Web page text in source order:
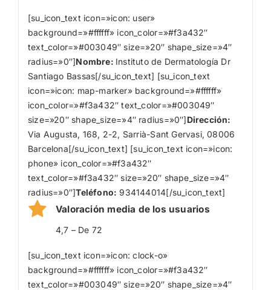
[su_icon_text icon=»icon: user»
background=»#ffffff» icon_color=»#f3a432″
text_color=»#003049″ size=»20″ shape_size=»4″
radius=»0″]Nombre: Instituto de Dermatología Dr
Santiago Bassas[/su_icon_text] [su_icon_text
icon=»icon: map-marker» background=»#ffffff»
icon_color=»#f3a432″ text_color=»#003049″
size=»20″ shape_size=»4″ radius=»0″]Dirección:
Via Augusta, 168, 2-2, Sarrià-Sant Gervasi, 08006
Barcelona[/su_icon_text] [su_icon_text icon=»icon:
phone» icon_color=»#f3a432″
text_color=»#f3a432″ size=»20″ shape_size=»4″
radius=»0″]Teléfono: 934144014[/su_icon_text]
Valoración media de los usuarios
4,7 – De 72
[su_icon_text icon=»icon: clock-o»
background=»#ffffff» icon_color=»#f3a432″
text_color=»#003049″ size=»20″ shape_size=»4″